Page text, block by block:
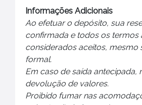
Informações Adicionais
Ao efetuar o depósito, sua
confirmada e todos os termos
considerados aceitos, mesmo
formal.
Em caso de saída antecipada,
devolução de valores.
Proibido fumar nas